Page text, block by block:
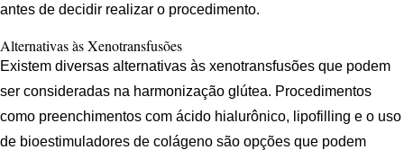
antes de decidir realizar o procedimento.
Alternativas às Xenotransfusões
Existem diversas alternativas às xenotransfusões que podem
ser consideradas na harmonização glútea. Procedimentos
como preenchimentos com ácido hialurônico, lipofilling e o uso
de bioestimuladores de colágeno são opções que podem